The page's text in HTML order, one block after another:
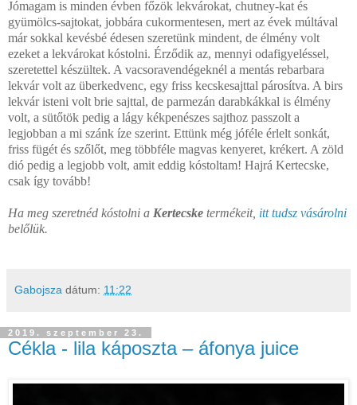
Jómagam is minden évben főzök lekvárokat, chutney-kat és
gyümölcs-sajtokat, jobbára cukormentesen, mert az évek múltával
már sokkal kevésbé édesen szeretünk mindent, de élmény volt
ezeket a lekvárokat kóstolni. Érződik az, mennyi odafigyeléssel,
szeretettel készültek. A vacsoravendégeknél a mentás rebarbara
lekvár volt az überkedvenc, egy friss kecskesajttal párosítva. A birs
lekvár isteni volt brie sajttal, de parmezán darabkákkal is élmény
volt, a sütőtök pedig a lágy kékpenészes sajthoz passzolt a
legjobban a mi szánk íze szerint. Ettünk még jóféle érlelt sonkát,
friss fügét és szőlőt, meg többféle magvas kenyeret, krékert. A zöld
dió pedig a legjobb volt, amit eddig kóstoltam! Hajrá Kertecske,
csak így tovább!
Ha meg szeretnéd kóstolni a Kertecske termékeit, itt tudsz vásárolni
belőlük.
Gabojsza dátum: 11:22
2019. szeptember 23.
Cékla - lila káposzta – áfonya juice